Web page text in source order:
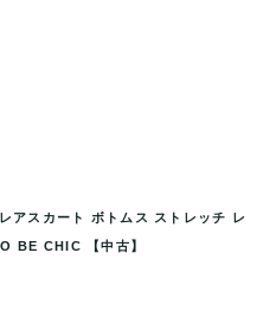
アスカート ボトムス ストレッチ レ
BE CHIC 【中古】